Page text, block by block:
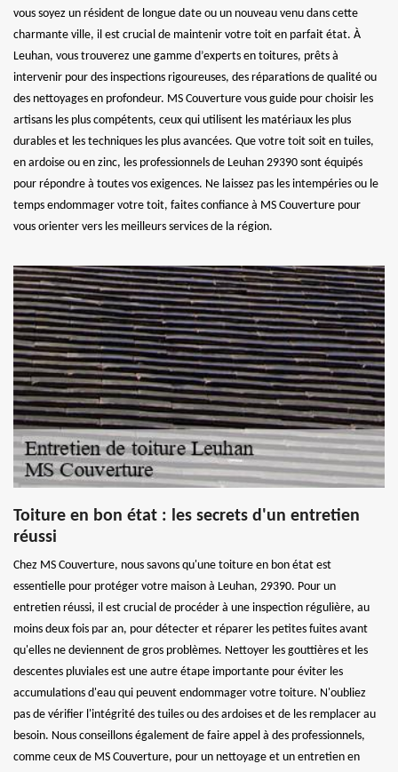
vous soyez un résident de longue date ou un nouveau venu dans cette
charmante ville, il est crucial de maintenir votre toit en parfait état. À
Leuhan, vous trouverez une gamme d’experts en toitures, prêts à
intervenir pour des inspections rigoureuses, des réparations de qualité ou
des nettoyages en profondeur. MS Couverture vous guide pour choisir les
artisans les plus compétents, ceux qui utilisent les matériaux les plus
durables et les techniques les plus avancées. Que votre toit soit en tuiles,
en ardoise ou en zinc, les professionnels de Leuhan 29390 sont équipés
pour répondre à toutes vos exigences. Ne laissez pas les intempéries ou le
temps endommager votre toit, faites confiance à MS Couverture pour
vous orienter vers les meilleurs services de la région.
Toiture en bon état : les secrets d'un entretien
réussi
Chez MS Couverture, nous savons qu'une toiture en bon état est
essentielle pour protéger votre maison à Leuhan, 29390. Pour un
entretien réussi, il est crucial de procéder à une inspection régulière, au
moins deux fois par an, pour détecter et réparer les petites fuites avant
qu'elles ne deviennent de gros problèmes. Nettoyer les gouttières et les
descentes pluviales est une autre étape importante pour éviter les
accumulations d'eau qui peuvent endommager votre toiture. N'oubliez
pas de vérifier l'intégrité des tuiles ou des ardoises et de les remplacer au
besoin. Nous conseillons également de faire appel à des professionnels,
comme ceux de MS Couverture, pour un nettoyage et un entretien en